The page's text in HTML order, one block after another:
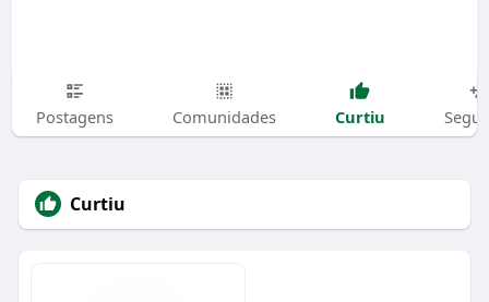
Postagens Comunidades Curtiu
Curtiu